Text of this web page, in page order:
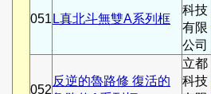
051 L真北斗無雙A系列框
科技
有限
公司
052
反逆的魯路修 復活的
立都
科技